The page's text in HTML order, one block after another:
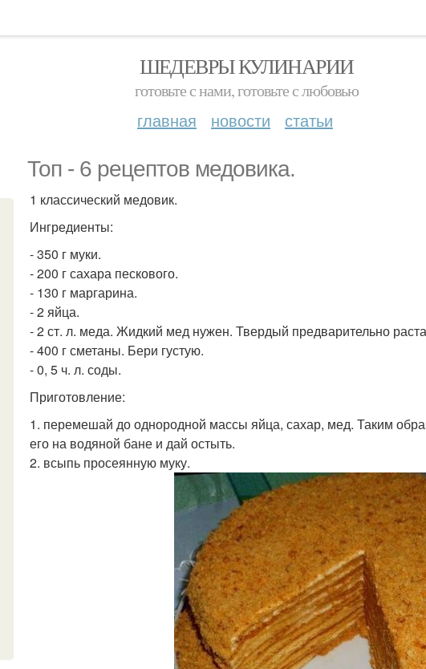
ШЕДЕВРЫ КУЛИНАРИИ
готовьте с нами, готовьте с любовью
главная новости статьи
Топ - 6 рецептов медовика.
1 классический медовик.
Ингредиенты:
- 350 г муки.
- 200 г сахара пескового.
- 130 г маргарина.
- 2 яйца.
- 2 ст. л. меда. Жидкий мед нужен. Твердый предварительно
- 400 г сметаны. Бери густую.
- 0, 5 ч. л. соды.
Приготовление:
1. перемешай до однородной массы яйца, сахар, мед. Таким
его на водяной бане и дай остыть.
2. всыпь просеянную муку.